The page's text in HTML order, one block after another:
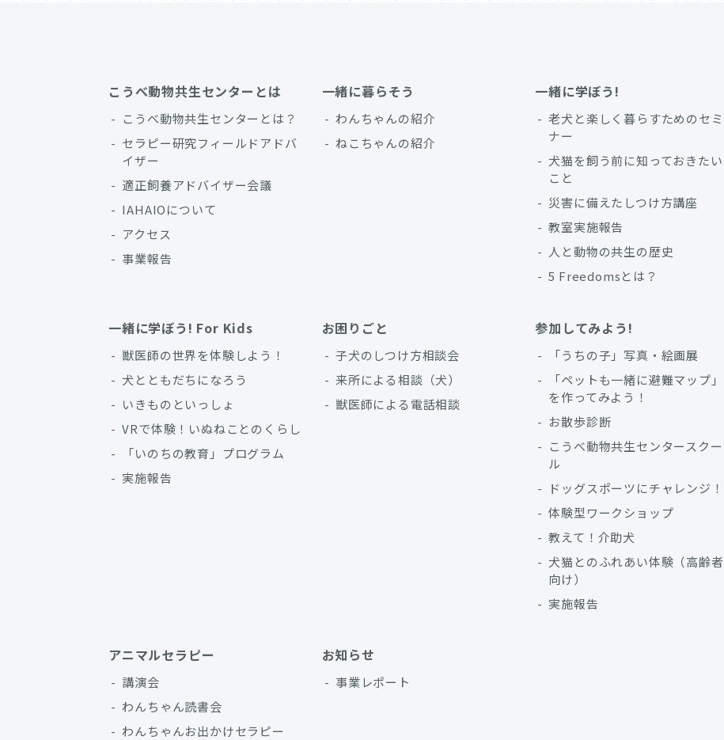
こうべ動物共生センターとは
こうべ動物共生センターとは？
セラピー研究フィールドアドバ
イザー
適正飼養アドバイザー会議
IAHAIOについて
アクセス
事業報告
一緒に暮らそう
わんちゃんの紹介
ねこちゃんの紹介
一緒に学ぼう!
老犬と楽しく暮らすためのセミ
ナー
犬猫を飼う前に知っておきたい
こと
災害に備えたしつけ方講座
教室実施報告
人と動物の共生の歴史
5 Freedomsとは？
一緒に学ぼう! For Kids
獣医師の世界を体験しよう！
犬とともだちになろう
いきものといっしょ
VRで体験！いぬねことのくらし
「いのちの教育」プログラム
実施報告
お困りごと
子犬のしつけ方相談会
来所による相談（犬）
獣医師による電話相談
参加してみよう!
「うちの子」写真・絵画展
「ペットも一緒に避難マップ」
を作ってみよう！
お散歩診断
こうべ動物共生センタースクー
ル
ドッグスポーツにチャレンジ！
体験型ワークショップ
教えて！介助犬
犬猫とのふれあい体験（高齢者
向け）
実施報告
アニマルセラピー
講演会
わんちゃん読書会
わんちゃんお出かけセラピー
お知らせ
事業レポート